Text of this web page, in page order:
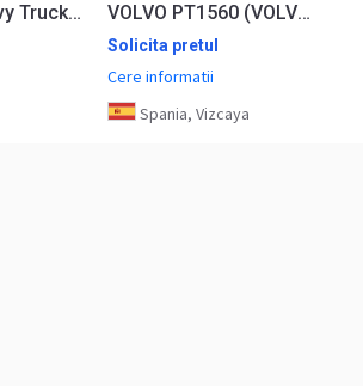
Dongfeng Heavy Truck Part Gear Washer 2402C-336-A VOLVO PT1560 (VOLVO A25D)
Solicita pretul
Cere informatii
Spania, Vizcaya